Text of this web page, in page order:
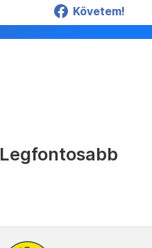
Követem!
Legfontosabb